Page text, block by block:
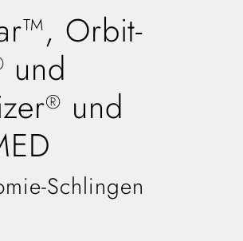
Orbit-
und
® und
Schlingen